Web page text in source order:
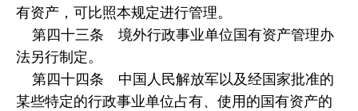
有资产，可比照本规定进行管理。
第四十三条 境外行政事业单位国有资产管理办
法另行制定。
第四十四条 中国人民解放军以及经国家批准的
某些特定的行政事业单位占有、使用的国有资产的